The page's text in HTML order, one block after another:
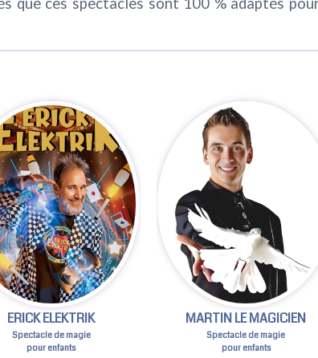
ERICK ELEKTRIK
Spectacle de magie
pour enfants
MARTIN LE MAGICIEN
Spectacle de magie
pour enfants